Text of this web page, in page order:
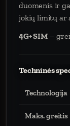
duomenis ir
jokių limitų ar
4G+ SIM–
Techninės
Technologija
Maks. greitis